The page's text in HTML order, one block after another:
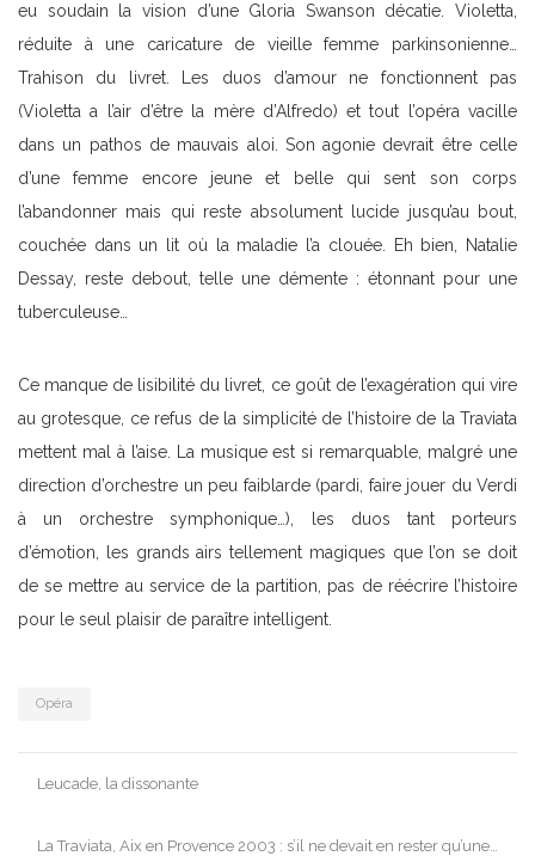
eu soudain la vision d’une Gloria Swanson décatie. Violetta,
réduite à une caricature de vieille femme parkinsonienne…
Trahison du livret. Les duos d’amour ne fonctionnent pas
(Violetta a l’air d’être la mère d’Alfredo) et tout l’opéra vacille
dans un pathos de mauvais aloi. Son agonie devrait être celle
d’une femme encore jeune et belle qui sent son corps
l’abandonner mais qui reste absolument lucide jusqu’au bout,
couchée dans un lit où la maladie l’a clouée. Eh bien, Natalie
Dessay, reste debout, telle une démente : étonnant pour une
tuberculeuse…
Ce manque de lisibilité du livret, ce goût de l’exagération qui vire
au grotesque, ce refus de la simplicité de l’histoire de la Traviata
mettent mal à l’aise. La musique est si remarquable, malgré une
direction d’orchestre un peu faiblarde (pardi, faire jouer du Verdi
à un orchestre symphonique…), les duos tant porteurs
d’émotion, les grands airs tellement magiques que l’on se doit
de se mettre au service de la partition, pas de réécrire l’histoire
pour le seul plaisir de paraître intelligent.
Opéra
Post
Leucade, la dissonante
La Traviata, Aix en Provence 2003 : s’il ne devait en rester qu’une…